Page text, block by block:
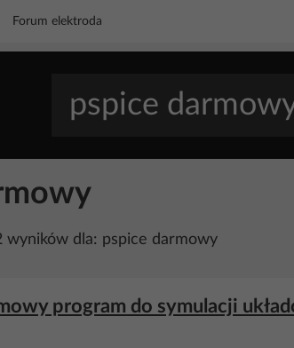
Forum elektroda
wyników dla: pspice darmowy
program do symulacji